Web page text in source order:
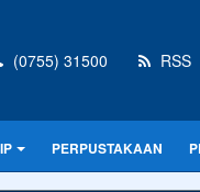
(0755) 31500 RSS
PERPUSTAKAAN